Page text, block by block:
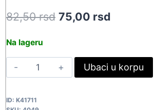
82,50rsd Original
82,50 rsd.
75,00 rsd
75,00 rsd.
Na lageru
KON
ZA
M3
Ubaci u korpu
ID: K41711